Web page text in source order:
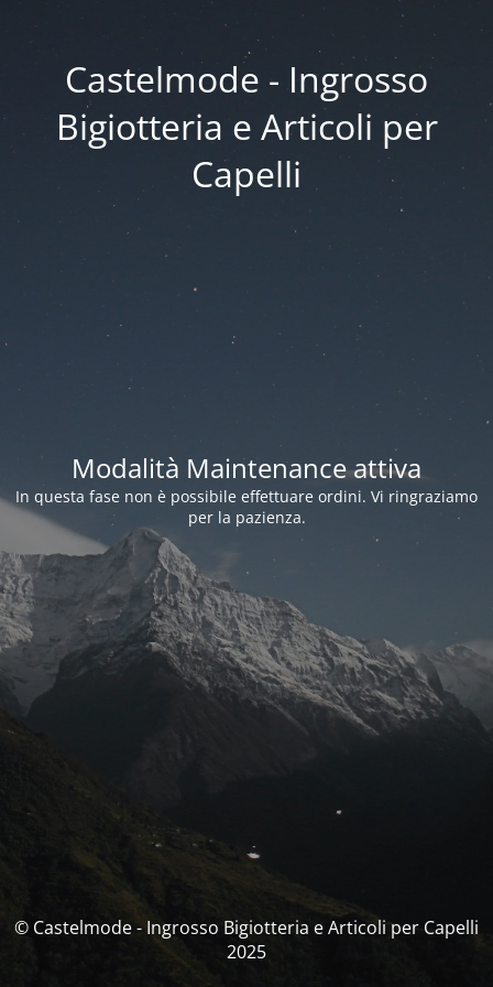
Castelmode - Ingrosso
Bigiotteria e Articoli per
Capelli
Modalità Maintenance attiva
In questa fase non è possibile effettuare ordini. Vi ringraziamo
per la pazienza.
© Castelmode - Ingrosso Bigiotteria e Articoli per Capelli
2025